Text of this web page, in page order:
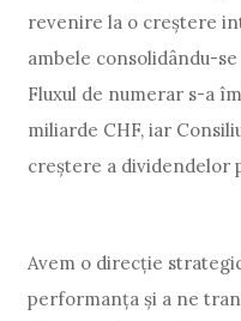
revenire la o creștere
ambele consolidându-
Fluxul de numerar s-a
miliarde CHF, iar
creștere a dividendelor
Avem o direcție
performanța și a ne